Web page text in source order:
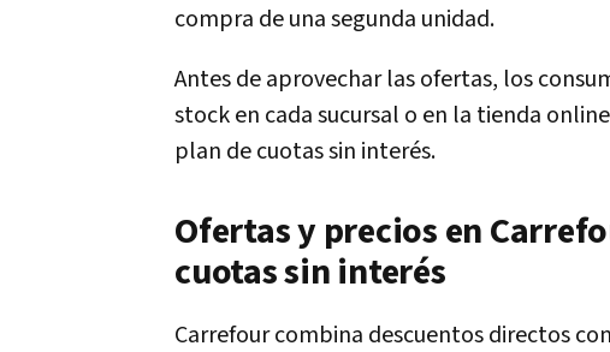
compra de una segunda unidad.
Antes de aprovechar las ofertas, los
stock en cada sucursal o en la tienda
plan de cuotas sin interés.
Ofertas y precios en
cuotas sin interés
Carrefour combina descuentos directos